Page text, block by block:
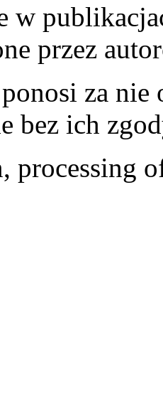
w
przez
za
bez ich
processing